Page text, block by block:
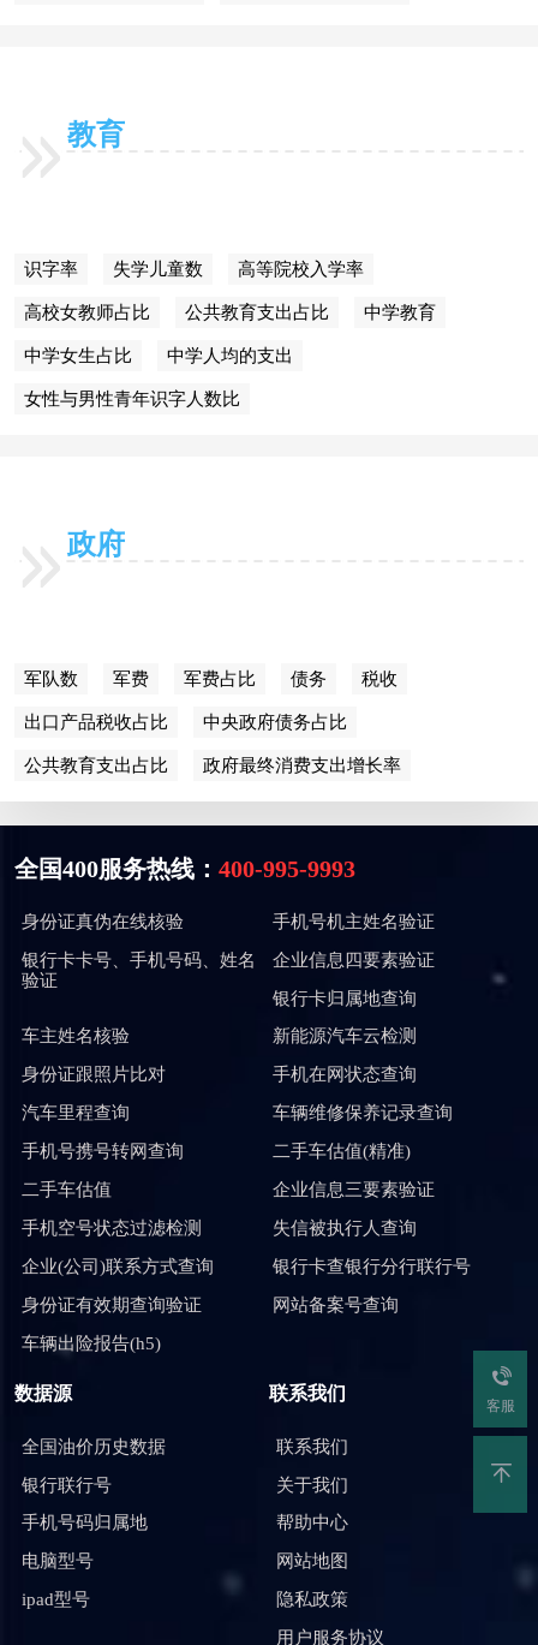
教育
识字率 失学儿童数 高等院校入学率
高校女教师占比 公共教育支出占比 中学教育
中学女生占比 中学人均的支出
女性与男性青年识字人数比
政府
军队数 军费 军费占比 债务 税收
出口产品税收占比 中央政府债务占比
公共教育支出占比 政府最终消费支出增长率
全国400服务热线： 400-995-9993
身份证真伪在线核验
手机号机主姓名验证
银行卡卡号、手机号码、姓名
验证
企业信息四要素验证
银行卡归属地查询
车主姓名核验
新能源汽车云检测
身份证跟照片比对
手机在网状态查询
汽车里程查询
车辆维修保养记录查询
手机号携号转网查询
二手车估值(精准)
二手车估值
企业信息三要素验证
手机空号状态过滤检测
失信被执行人查询
企业(公司)联系方式查询
银行卡查银行分行联行号
身份证有效期查询验证
网站备案号查询
车辆出险报告(h5)
数据源
全国油价历史数据
银行联行号
手机号码归属地
电脑型号
ipad型号
联系我们
联系我们
关于我们
帮助中心
网站地图
隐私政策
用户服务协议
客服